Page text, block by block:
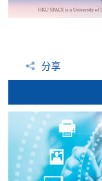
分享